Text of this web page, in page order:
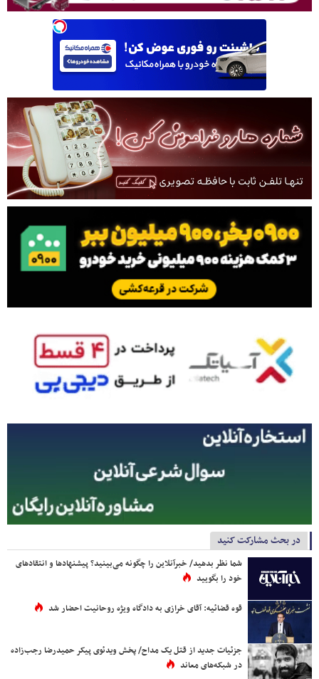
در بحث مشارکت کنید
شما نظر بدهید/ خبرآنلاین را چگونه می‌بینید؟ پیشنهادها و انتقادهای
خود را بگویید
قوه قضائیه: آقای خرازی به دادگاه ویژه روحانیت احضار شد
جزئیات جدید از قتل یک مداح/ پخش ویدئوی پیکر حمیدرضا رجب‌زاده
در شبکه‌های معاند